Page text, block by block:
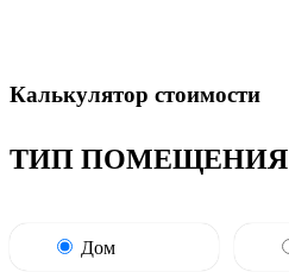
Калькулятор стоимости
ТИП ПОМЕЩЕНИЯ
Дом